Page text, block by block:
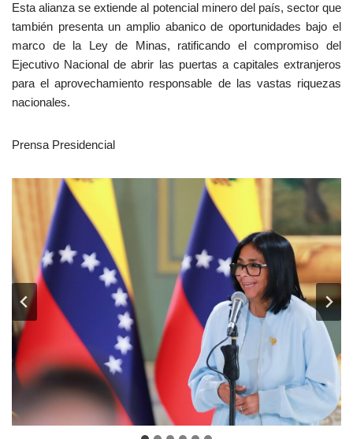
Esta alianza se extiende al potencial minero del país, sector que
también presenta un amplio abanico de oportunidades bajo el
marco de la Ley de Minas, ratificando el compromiso del
Ejecutivo Nacional de abrir las puertas a capitales extranjeros
para el aprovechamiento responsable de las vastas riquezas
nacionales.
Prensa Presidencial